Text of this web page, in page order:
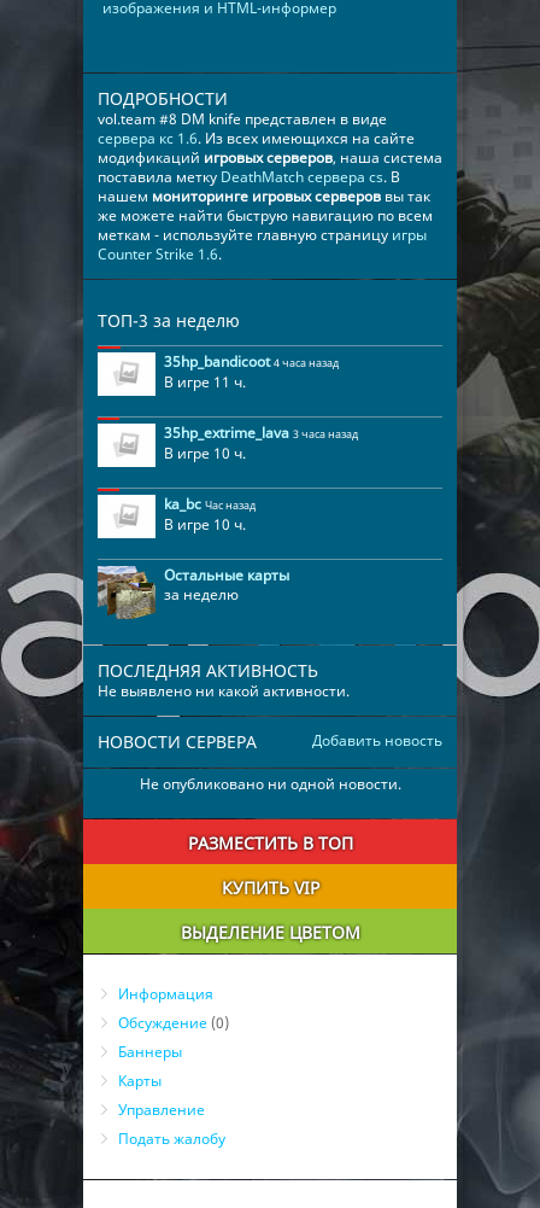
изображения и HTML-информер
ПОДРОБНОСТИ
vol.team #8 DM knife представлен в виде
сервера кс 1.6. Из всех имеющихся на сайте
модификаций игровых серверов, наша система
поставила метку DeathMatch сервера cs. В
нашем мониторинге игровых серверов вы так
же можете найти быструю навигацию по всем
меткам - используйте главную страницу игры
Counter Strike 1.6.
ТОП-3 за неделю
35hp_bandicoot 4 часа назад
В игре 11 ч.
35hp_extrime_lava 3 часа назад
В игре 10 ч.
ka_bc Час назад
В игре 10 ч.
Остальные карты
за неделю
ПОСЛЕДНЯЯ АКТИВНОСТЬ
Не выявлено ни какой активности.
Добавить новость
НОВОСТИ СЕРВЕРА
Не опубликовано ни одной новости.
РАЗМЕСТИТЬ В ТОП
КУПИТЬ VIP
ВЫДЕЛЕНИЕ ЦВЕТОМ
Информация
Обсуждение (0)
Баннеры
Карты
Управление
Подать жалобу